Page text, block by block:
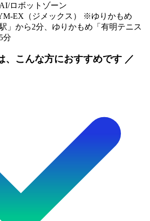
ロボットゾーン
EX（ジメックス） ※ゆりかもめ
」から2分、ゆりかもめ「有明テニス
分
、こんな方におすすめです ／